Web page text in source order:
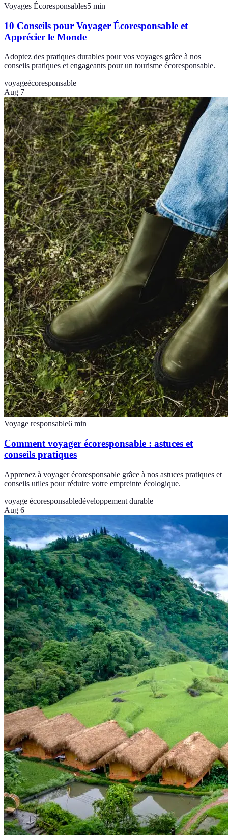
Voyages Écoresponsables5 min
10 Conseils pour Voyager Écoresponsable et
Apprécier le Monde
Adoptez des pratiques durables pour vos voyages grâce à nos
conseils pratiques et engageants pour un tourisme écoresponsable.
voyageécoresponsable
Aug 7
Voyage responsable6 min
Comment voyager écoresponsable : astuces et
conseils pratiques
Apprenez à voyager écoresponsable grâce à nos astuces pratiques et
conseils utiles pour réduire votre empreinte écologique.
voyage écoresponsabledéveloppement durable
Aug 6